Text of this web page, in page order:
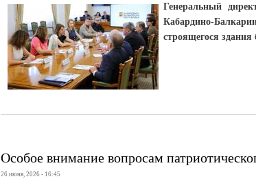
Генеральный
Кабардино-
строящегося здания
Особое внимание вопросам
26 июня, 2026 - 16:45